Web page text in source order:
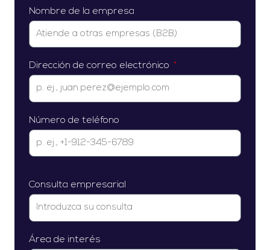
Nombre de la empresa
Dirección de correo electrónico
Número de teléfono
Consulta empresarial
Área de interés